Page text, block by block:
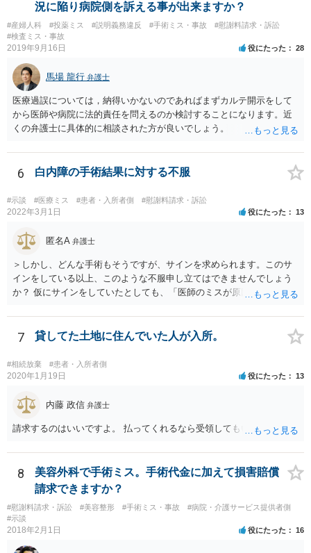
況に陥り病院側を訴える事が出来ますか？
#産婦人科 #投薬ミス #説明義務違反 #手術ミス・事故
#慰謝料請求・訴訟
#検査ミス・事故
2019年9月16日 役にたった 28
馬場 龍行 弁護士
医療過誤については，納得いかないのであればまずカルテ開示をして
から医師や病院に法的責任を問えるのか検討することになります。近
くの弁護士に具体的に相談された方が良いでしょう。
6 白内障の手術結果に対する不服
#示談 #医療ミス #患者・入所者側 #慰謝料請求・訴訟
2022年3月1日 役にたった 13
匿名A 弁護士
＞しかし、どんな手術もそうですが、サインを求められます。このサ
インをしている以上、このような不服申し立てはできませんでしょう
か？ 仮にサインをしていたとしても、「医師のミスが原因で老眼がひ
眼が悪化することがあるにもかかわらず、全く説明されなかったよう
な場合」には、請求することは可能です。
7 貸してた土地に住んでいた人が入所。
#相続放棄 #患者・入所者側
2020年1月19日 役にたった 13
内藤 政信 弁護士
請求するのはいいですよ。 払ってくれるなら受領してもいいですよ。
8
美容外科で手術ミス。手術代金に加えて損害賠償
請求できますか？
#慰謝料請求・訴訟 #美容整形 #手術ミス・事故
#病院・介護サービス提供者側
#示談
2018年2月1日 役にたった 16